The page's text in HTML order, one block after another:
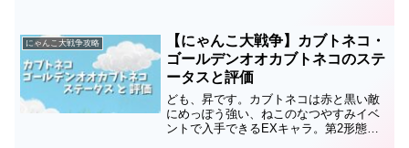
い。キャラ名のリンク先では詳細ステー
タスや評価を書いています...
にゃんこ大戦争攻略
【にゃんこ大戦争】カブトネコ・
ゴールデンオオカブトネコのステ
ータスと評価
ども、昇です。カブトネコは赤と黒い敵
にめっぽう強い、ねこのなつやすみイベ
ントで入手できるEXキャラ。第2形態は